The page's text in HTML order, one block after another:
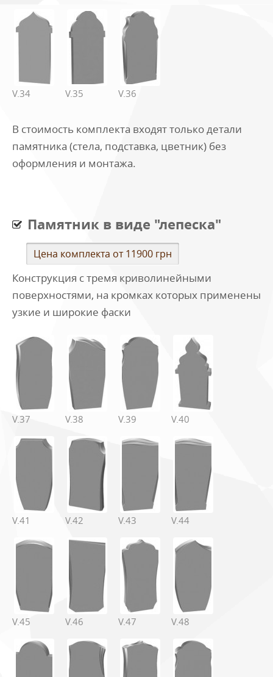
V.34 V.35 V.36
В стоимость комплекта входят только детали
памятника (стела, подставка, цветник) без
оформления и монтажа.
Памятник в виде "лепеска"
Цена комплекта от 11900 грн
Конструкция с тремя криволинейными
поверхностями, на кромках которых применены
узкие и широкие фаски
V.37 V.38 V.39 V.40
V.41 V.42 V.43 V.44
V.45 V.46 V.47 V.48